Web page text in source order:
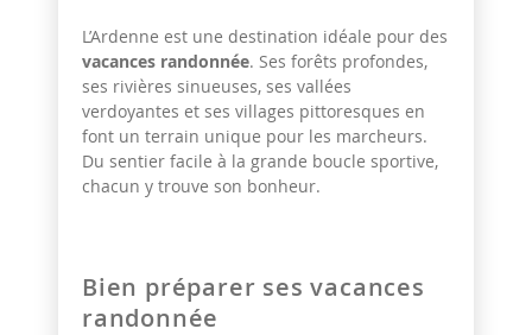
L’Ardenne est une destination idéale pour des
vacances randonnée. Ses forêts profondes,
ses rivières sinueuses, ses vallées
verdoyantes et ses villages pittoresques en
font un terrain unique pour les marcheurs.
Du sentier facile à la grande boucle sportive,
chacun y trouve son bonheur.
Bien préparer ses vacances
randonnée